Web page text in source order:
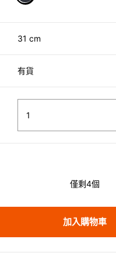
31 cm
有貨
僅剩4個
加入購物車